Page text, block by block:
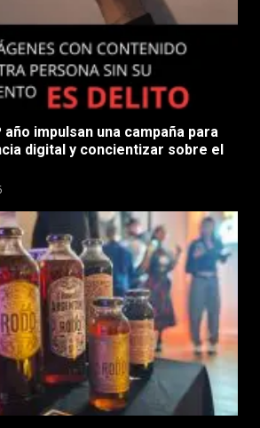
año impulsan una campaña para
digital y concientizar sobre el